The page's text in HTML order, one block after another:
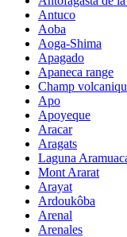
Antuco
Aoba
Aoga-Shima
Apagado
Apaneca range
Champ
Apo
Apoyeque
Aracar
Aragats
Laguna
Mont Ararat
Arayat
Ardoukôba
Arenal
Arenales